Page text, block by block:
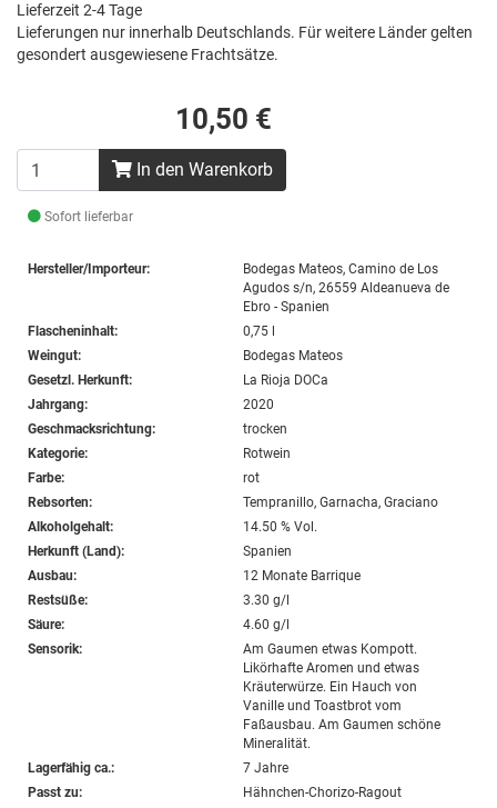
Lieferzeit 2-4 Tage
Lieferungen nur innerhalb Deutschlands. Für weitere Länder gelten
gesondert ausgewiesene Frachtsätze.
10,50 €
In den Warenkorb
Sofort lieferbar
Hersteller/Importeur:
Bodegas Mateos, Camino de Los
Agudos s/n, 26559 Aldeanueva de
Ebro - Spanien
Flascheninhalt:
0,75 l
Weingut:
Bodegas Mateos
Gesetzl. Herkunft:
La Rioja DOCa
Jahrgang:
2020
Geschmacksrichtung:
trocken
Kategorie:
Rotwein
Farbe:
rot
Rebsorten:
Tempranillo, Garnacha, Graciano
Alkoholgehalt:
14.50 % Vol.
Herkunft (Land):
Spanien
Ausbau:
12 Monate Barrique
Restsüße:
3.30 g/l
Säure:
4.60 g/l
Sensorik:
Am Gaumen etwas Kompott.
Likörhafte Aromen und etwas
Kräuterwürze. Ein Hauch von
Vanille und Toastbrot vom
Faßausbau. Am Gaumen schöne
Mineralität.
Lagerfähig ca.:
7 Jahre
Passt zu:
Hähnchen-Chorizo-Ragout